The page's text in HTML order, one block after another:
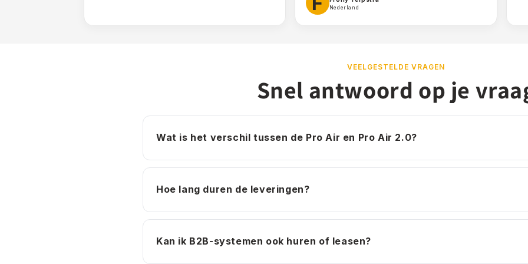
Nederland
VEELGESTELDE VRAGEN
Snel antwoord op je
Wat is het verschil tussen de Pro Air en Pro Air 2.0?
Hoe lang duren de leveringen?
Kan ik B2B-systemen ook huren of leasen?